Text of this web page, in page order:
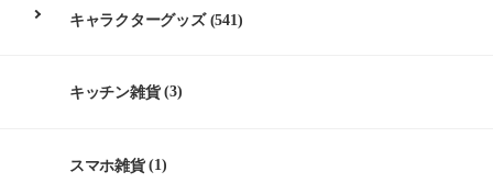
キャラクターグッズ(541)
キッチン雑貨(3)
スマホ雑貨(1)